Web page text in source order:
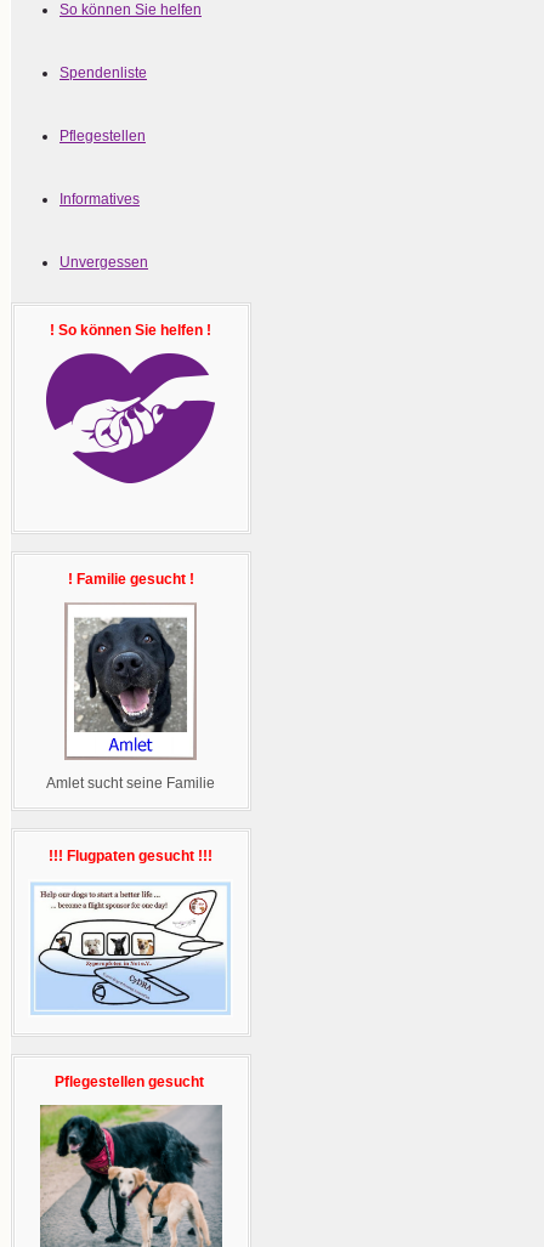
So können Sie helfen
Spendenliste
Pflegestellen
Informatives
Unvergessen
! So können Sie helfen !
! Familie gesucht !
Amlet sucht seine Familie
!!! Flugpaten gesucht !!!
Pflegestellen gesucht